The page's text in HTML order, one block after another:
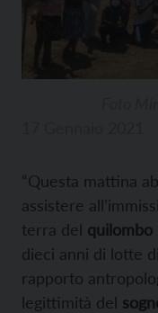
“Questa mattina
assistere
terra del quilombo
dieci anni di lotte
rapporto
legittimità del